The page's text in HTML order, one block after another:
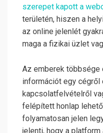
szerepet kapott a
területén, hiszen a
az online jelenlét
maga a fizikai üzlet
Az emberek többsége
információt egy cégről
kapcsolatfelvételről
felépített honlap
folyamatosan jelen
jelenti, hogy a platform